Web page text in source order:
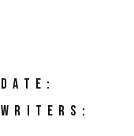
DATE:
WRITERS: